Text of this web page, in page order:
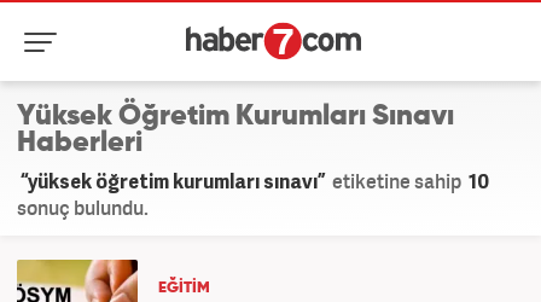
Yüksek Öğretim Kurumları Sınavı
Haberleri
“yüksek öğretim kurumları sınavı” etiketine sahip 10
sonuç bulundu.
EĞİTİM